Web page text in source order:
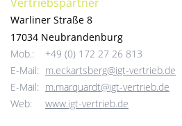
Warliner Straße 8
17034 Neubrandenburg
Mob.:
+49 (0) 172 27 26 813
E-Mail: m.eckartsberg@igt-vertrieb.de
E-Mail: m.marquardt@igt-vertrieb.de
Web:
www.igt-vertrieb.de